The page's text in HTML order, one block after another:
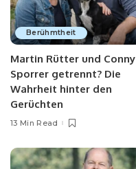
Berühmtheit
Martin Rütter und Conny
Sporrer getrennt? Die
Wahrheit hinter den
Gerüchten
13 Min Read